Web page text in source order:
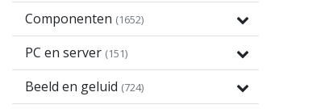
Componenten (1652)
PC en server (151)
Beeld en geluid (724)